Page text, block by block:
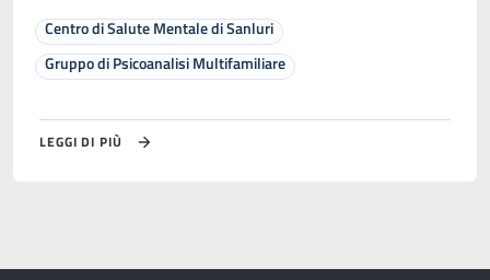
Centro di Salute Mentale di Sanluri
Gruppo di Psicoanalisi Multifamiliare
LEGGI DI PIÙ